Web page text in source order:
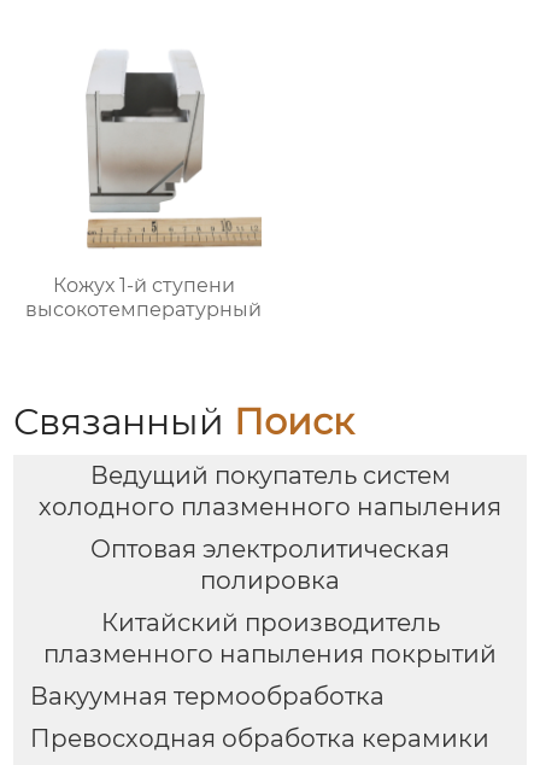
Кожух 1-й ступени
высокотемпературный
Связанный Поиск
Ведущий покупатель систем
холодного плазменного напыления
Оптовая электролитическая
полировка
Китайский производитель
плазменного напыления покрытий
Вакуумная термообработка
Превосходная обработка керамики